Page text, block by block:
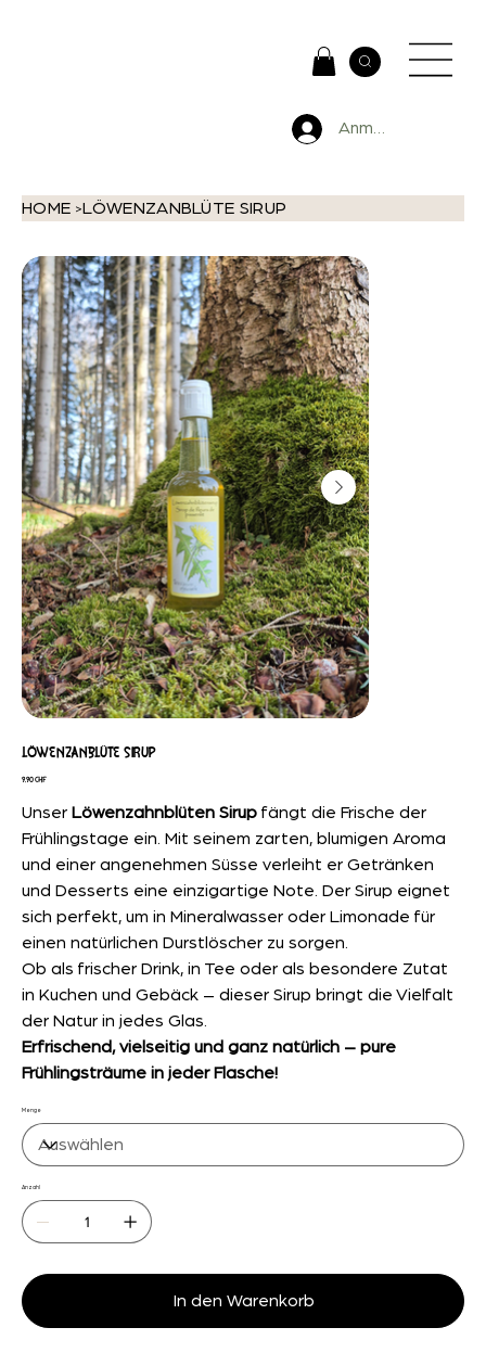
Anmelden
HOME >LÖWENZANBLÜTE SIRUP
LÖWENZANBLÜTE SIRUP
Preis
9,90 CHF
Unser Löwenzahnblüten Sirup fängt die Frische der
Frühlingstage ein. Mit seinem zarten, blumigen Aroma
und einer angenehmen Süsse verleiht er Getränken
und Desserts eine einzigartige Note. Der Sirup eignet
sich perfekt, um in Mineralwasser oder Limonade für
einen natürlichen Durstlöscher zu sorgen.
Ob als frischer Drink, in Tee oder als besondere Zutat
in Kuchen und Gebäck – dieser Sirup bringt die Vielfalt
der Natur in jedes Glas.
Erfrischend, vielseitig und ganz natürlich – pure
Frühlingsträume in jeder Flasche!
Menge
Anzahl
In den Warenkorb